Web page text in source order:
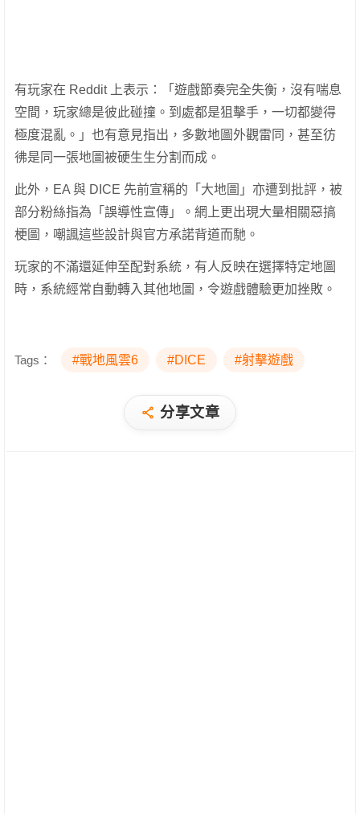
有玩家在 Reddit 上表示：「遊戲節奏完全失衡，沒有喘息
空間，玩家總是彼此碰撞。到處都是狙擊手，一切都變得
極度混亂。」也有意見指出，多數地圖外觀雷同，甚至彷
彿是同一張地圖被硬生生分割而成。
此外，EA 與 DICE 先前宣稱的「大地圖」亦遭到批評，被
部分粉絲指為「誤導性宣傳」。網上更出現大量相關惡搞
梗圖，嘲諷這些設計與官方承諾背道而馳。
玩家的不滿還延伸至配對系統，有人反映在選擇特定地圖
時，系統經常自動轉入其他地圖，令遊戲體驗更加挫敗。
Tags： #戰地風雲6 #DICE #射擊遊戲
分享文章